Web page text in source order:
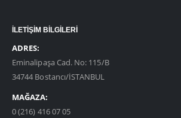
İLETİŞİM BİLGİLERİ
ADRES:
Eminalipaşa Cad. No: 115/B
34744 Bostancı/İSTANBUL
MAĞAZA:
0 (216) 416 07 05